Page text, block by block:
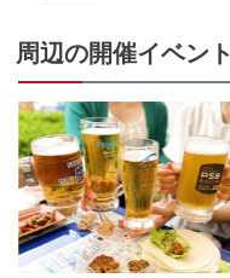
周辺の開催イベント